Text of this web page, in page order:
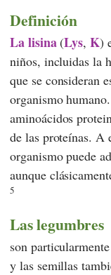
Definición
La lisina(Lys,K)
niños, incluidas la
que se consideran
organismo
aminoácidos
de las proteínas.
organismo puede
aunque
5
Las legumbres
son
y las semillas